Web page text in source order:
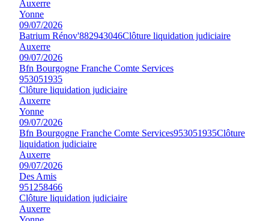
Auxerre
Yonne
09/07/2026
Batrium Rénov'882943046Clôture liquidation judiciaire
Auxerre
09/07/2026
Bfn Bourgogne Franche Comte Services
953051935
Clôture liquidation judiciaire
Auxerre
Yonne
09/07/2026
Bfn Bourgogne Franche Comte Services953051935Clôture
liquidation judiciaire
Auxerre
09/07/2026
Des Amis
951258466
Clôture liquidation judiciaire
Auxerre